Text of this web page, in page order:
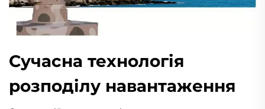
Сучасна технологія
розподілу навантаження